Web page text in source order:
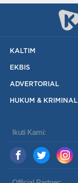
KALTIM
EKBIS
ADVERTORIAL
HUKUM & KRIMINAL
Ikuti Kami: